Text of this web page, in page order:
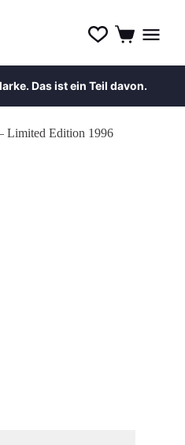
Das ist ein Teil davon.